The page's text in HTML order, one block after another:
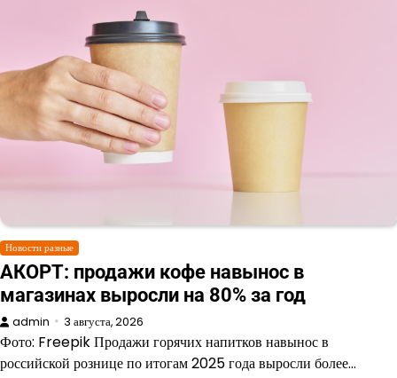
Новости разные
АКОРТ: продажи кофе навынос в
магазинах выросли на 80% за год
admin 3 августа, 2026
Фото: Freepik Продажи горячих напитков навынос в
российской рознице по итогам 2025 года выросли более…